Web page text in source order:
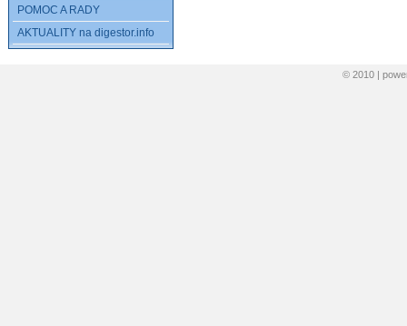
POMOC A RADY
AKTUALITY na digestor.info
© 2010 |